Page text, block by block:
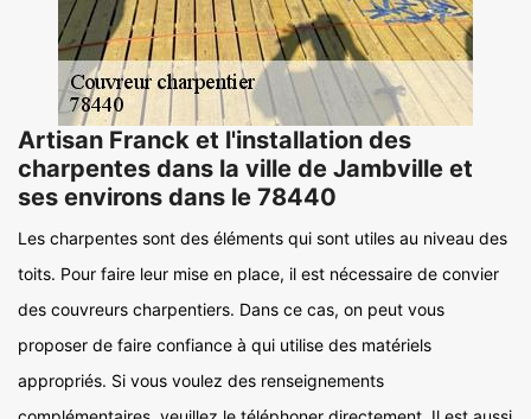
Artisan Franck et l'installation des
charpentes dans la ville de Jambville et
ses environs dans le 78440
Les charpentes sont des éléments qui sont utiles au niveau des
toits. Pour faire leur mise en place, il est nécessaire de convier
des couvreurs charpentiers. Dans ce cas, on peut vous
proposer de faire confiance à qui utilise des matériels
appropriés. Si vous voulez des renseignements